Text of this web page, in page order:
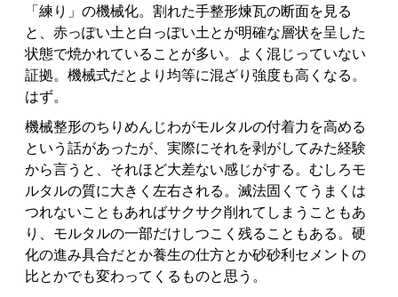
「練り」の機械化。割れた手整形煉瓦の断面を見る
と、赤っぽい土と白っぽい土とが明確な層状を呈した
状態で焼かれていることが多い。よく混じっていない
証拠。機械式だとより均等に混ざり強度も高くなる。
はず。
機械整形のちりめんじわがモルタルの付着力を高める
という話があったが、実際にそれを剥がしてみた経験
から言うと、それほど大差ない感じがする。むしろモ
ルタルの質に大きく左右される。滅法固くてうまくは
つれないこともあればサクサク削れてしまうこともあ
り、モルタルの一部だけしつこく残ることもある。硬
化の進み具合だとか養生の仕方とか砂砂利セメントの
比とかでも変わってくるものと思う。